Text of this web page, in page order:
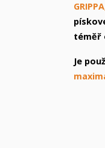
téměř
Je